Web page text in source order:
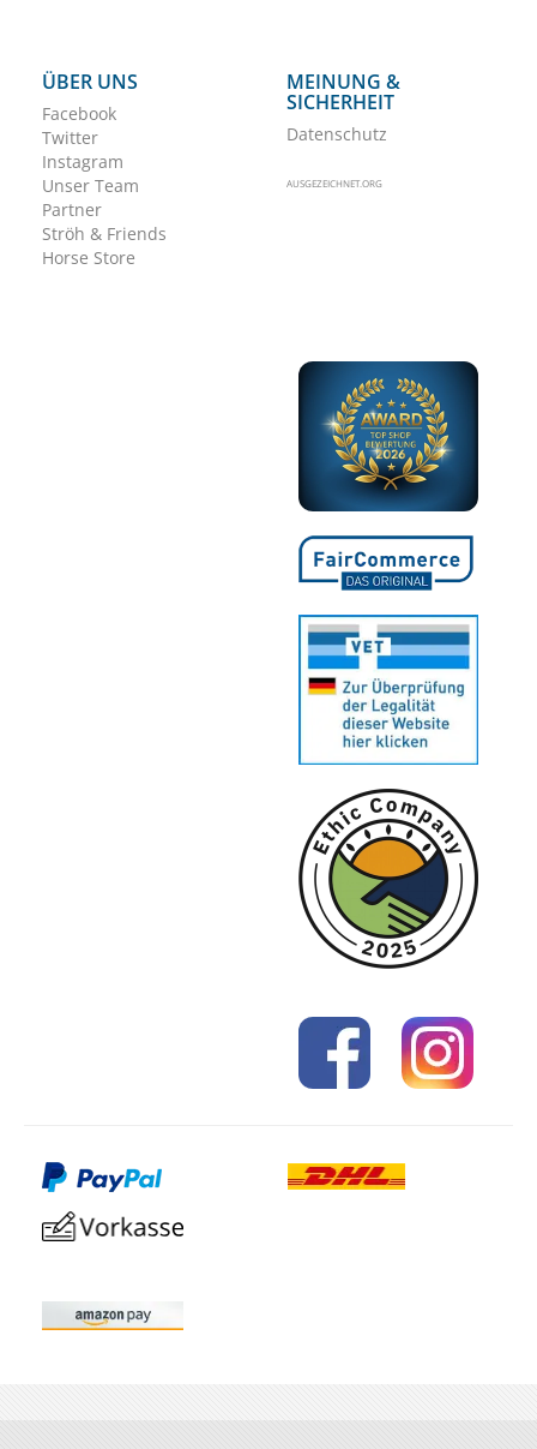
ÜBER UNS
Facebook
Twitter
Instagram
Unser Team
Partner
Ströh & Friends
Horse Store
MEINUNG &
SICHERHEIT
Datenschutz
AUSGEZEICHNET.ORG